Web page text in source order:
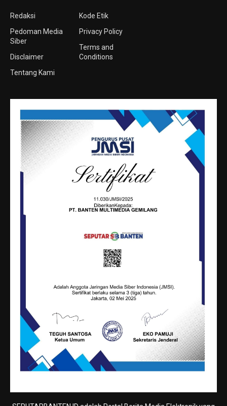
Redaksi
Pedoman Media
Siber
Disclaimer
Tentang Kami
Kode Etik
Privacy Policy
Terms and
Conditions